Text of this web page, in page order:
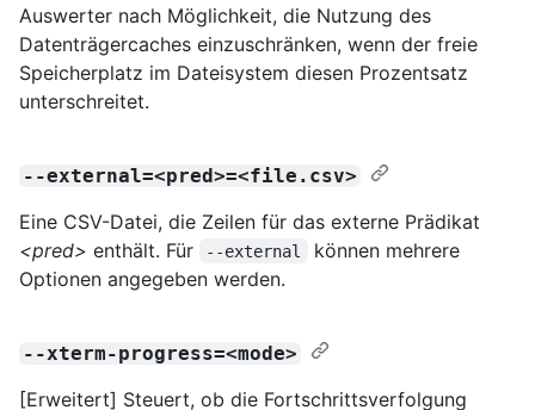
Auswerter nach Möglichkeit, die Nutzung des
Datenträgercaches einzuschränken, wenn der freie
Speicherplatz im Dateisystem diesen Prozentsatz
unterschreitet.
--external=<pred>=<file.csv>
Eine CSV-Datei, die Zeilen für das externe Prädikat
<pred> enthält. Für --external
können mehrere
Optionen angegeben werden.
--xterm-progress=<mode>
[Erweitert] Steuert, ob die Fortschrittsverfolgung